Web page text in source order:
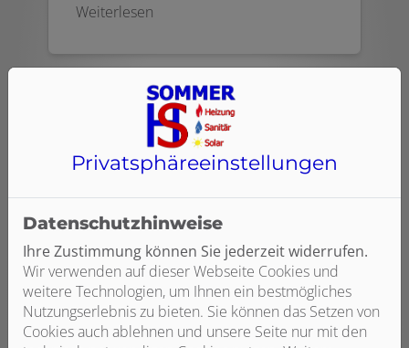
Weiterlesen
Barrierefreies Bad
Privatsphäre­einstellungen
Datenschutzhinweise
Ihre Zustimmung können Sie jederzeit widerrufen.
Wir verwenden auf dieser Webseite Cookies und
weitere Technologien, um Ihnen ein bestmögliches
Nutzungserlebnis zu bieten. Sie können das Setzen von
Cookies auch ablehnen und unsere Seite nur mit den